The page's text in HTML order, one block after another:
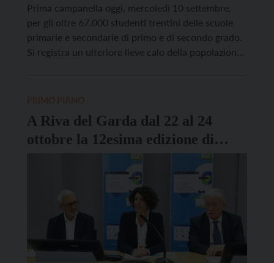
Prima campanella oggi, mercoledì 10 settembre,
per gli oltre 67.000 studenti trentini delle scuole
primarie e secondarie di primo e di secondo grado.
Si registra un ulteriore lieve calo della popolazione
A Riva del Garda dal 22 al 24
ottobre la 12esima edizione di
Didacta Italia